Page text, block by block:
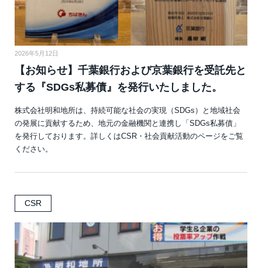
2026年5月12日
【お知らせ】千葉銀行および京葉銀行を受託先と
する『SDGs私募債』を発行いたしました。
株式会社明和地所は、持続可能な社会の実現（SDGs）と地域社会
の発展に貢献するため、地元の金融機関と連携し「SDGs私募債」
を発行しております。詳しくはCSR・社会貢献活動のページをご覧
ください。
CSR